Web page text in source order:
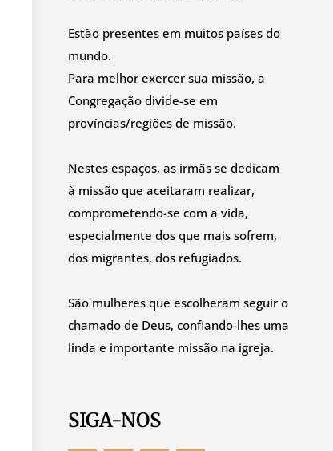
Estão presentes em muitos países do
mundo.
Para melhor exercer sua missão, a
Congregação divide-se em
províncias/regiões de missão.
Nestes espaços, as irmãs se dedicam
à missão que aceitaram realizar,
comprometendo-se com a vida,
especialmente dos que mais sofrem,
dos migrantes, dos refugiados.
São mulheres que escolheram seguir o
chamado de Deus, confiando-lhes uma
linda e importante missão na igreja.
SIGA-NOS